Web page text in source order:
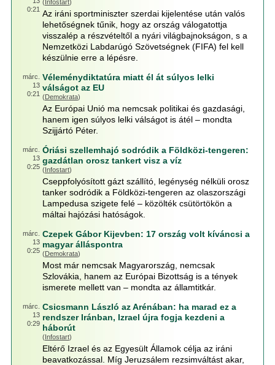
0:21
( Infostart)
Az iráni sportminiszter szerdai kijelentése után valós
lehetőségnek tűnik, hogy az ország válogatottja
visszalép a részvételtől a nyári világbajnokságon, s a
Nemzetközi Labdarúgó Szövetségnek (FIFA) fel kell
készülnie erre a lépésre.
márc.
13
0:21
Véleménydiktatúra miatt él át súlyos lelki
válságot az EU
(Demokrata)
Az Európai Unió ma nemcsak politikai és gazdasági,
hanem igen súlyos lelki válságot is átél – mondta
Szijjártó Péter.
márc.
13
0:25
Óriási szellemhajó sodródik a Földközi-tengeren:
gazdátlan orosz tankert visz a víz
(Infostart)
Cseppfolyósított gázt szállító, legénység nélküli orosz
tanker sodródik a Földközi-tengeren az olaszországi
Lampedusa szigete felé – közölték csütörtökön a
máltai hajózási hatóságok.
márc.
13
0:25
Czepek Gábor Kijevben: 17 ország volt kíváncsi a
magyar álláspontra
(Demokrata)
Most már nemcsak Magyarország, nemcsak
Szlovákia, hanem az Európai Bizottság is a tények
ismerete mellett van – mondta az államtitkár.
márc.
13
0:29
Csicsmann László az Arénában: ha marad ez a
rendszer Iránban, Izrael újra fogja kezdeni a
háborút
(Infostart)
Eltérő Izrael és az Egyesült Államok célja az iráni
beavatkozással. Míg Jeruzsálem rezsimváltást akar,